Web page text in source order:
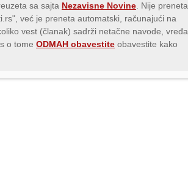
sa sajta Nezavisne Novine . Nije preneta
već je preneta automatski, računajući na
vest (članak) sadrži netačne navode, vređa
o tome ODMAH obavestite obavestite kako